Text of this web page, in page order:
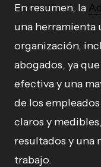
En resumen, la
una herramienta
organización,
abogados, ya
efectiva y una
de los
claros y
resultados y una
trabajo.